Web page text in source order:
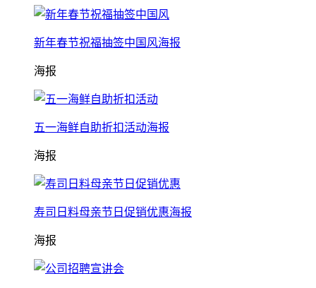
新年春节祝福抽签中国风海报
海报
五一海鲜自助折扣活动海报
海报
寿司日料母亲节日促销优惠海报
海报